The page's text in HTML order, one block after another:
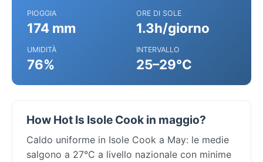
PIOGGIA
174 mm
ORE DI SOLE
1.3h/giorno
UMIDITÀ
76%
INTERVALLO
25–29°C
How Hot Is Isole Cook in maggio?
Caldo uniforme in Isole Cook a May: le medie
salgono a 27°C a livello nazionale con minime